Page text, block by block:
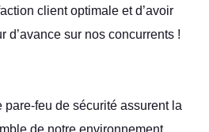
client optimale et d’avoir
d’avance sur nos concurrents !
pare-feu de sécurité assurent la
de notre environnement